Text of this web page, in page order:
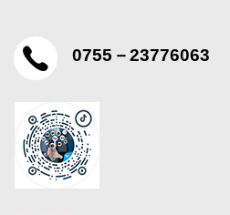
0755－23776063